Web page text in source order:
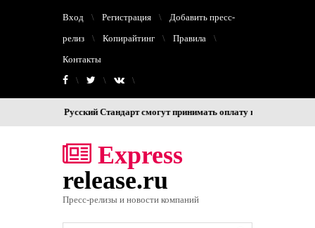
Вход Регистрация
Добавить пресс-
релиз
Копирайтинг
Правила
Контакты
Банка Русский Стандарт смогут принимать оплату цифровым рублем
Express
release.ru
Пресс-релизы и новости компаний